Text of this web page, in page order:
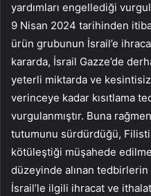
yardımları engellediği
9 Nisan 2024 tarihinden
ürün grubunun İsrail’e
kararda, İsrail Gazze’de
yeterli miktarda ve kesintisiz
verinceye kadar kısıtlama
vurgulanmıştır. Buna
tutumunu sürdürdüğü,
kötüleştiği müşahede
düzeyinde alınan
İsrail’le ilgili ihracat ve